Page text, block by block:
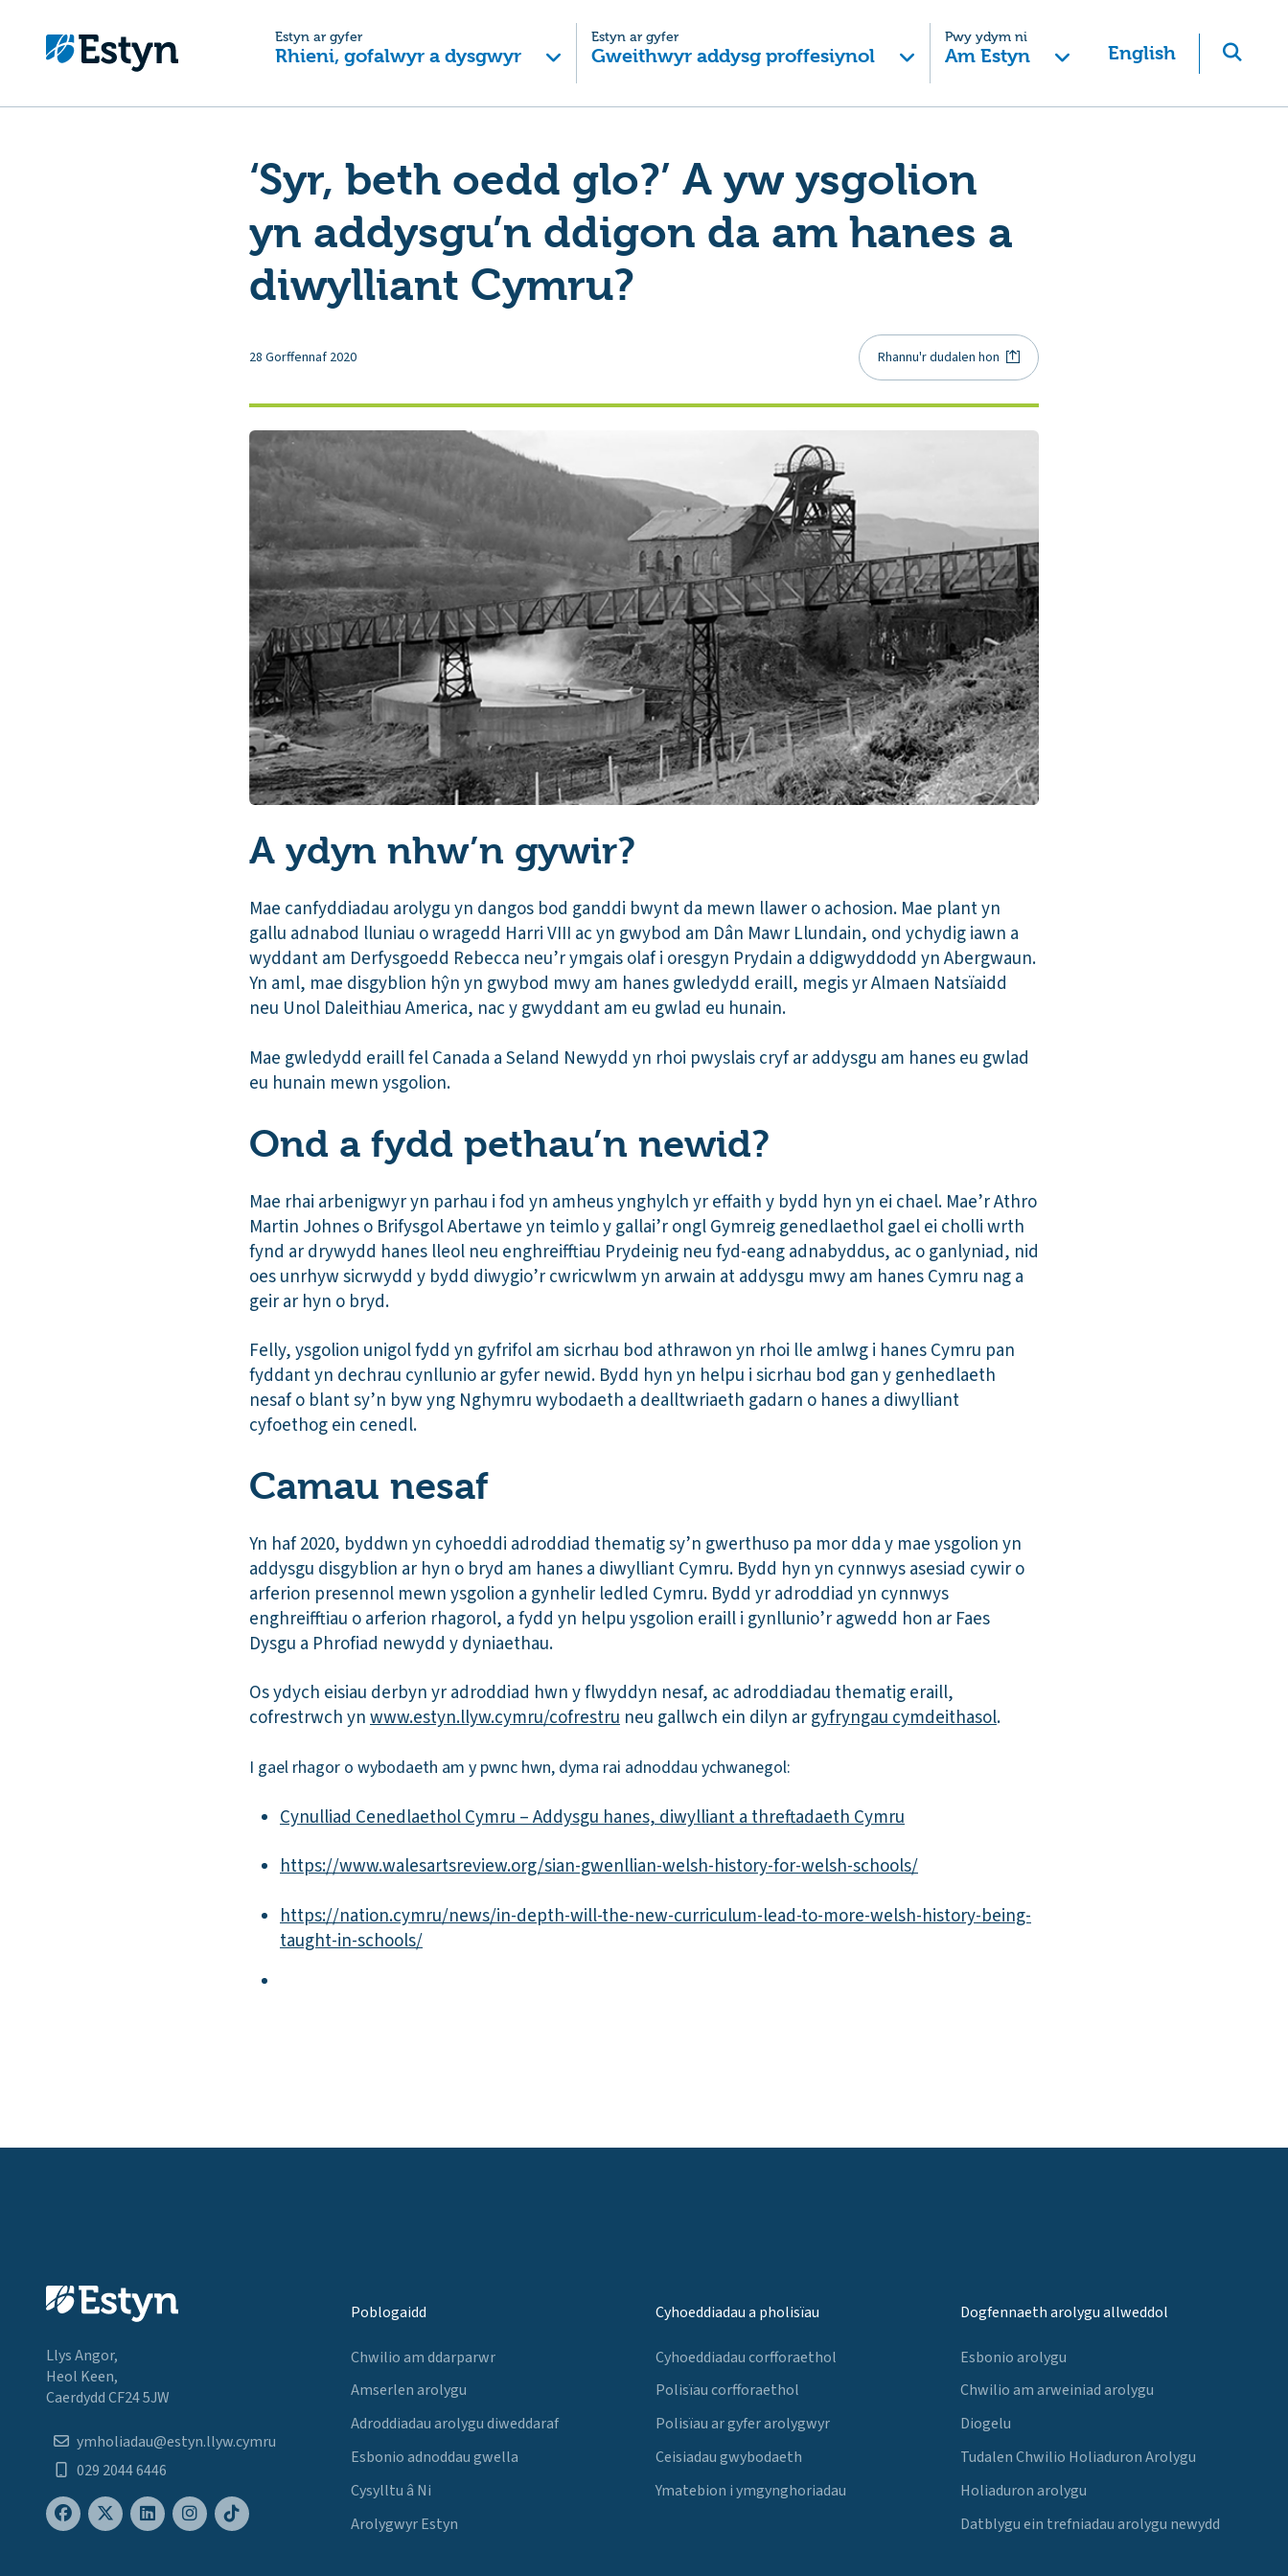
Estyn ar gyfer
Rhieni, gofalwyr a dysgwyr
Estyn ar gyfer
Gweithwyr addysg proffesiynol
Pwy ydym ni
Am Estyn English
‘Syr, beth oedd glo?’ A yw ysgolion
yn addysgu’n ddigon da am hanes a
diwylliant Cymru?
28 Gorffennaf 2020 Rhannu'r dudalen hon
A ydyn nhw’n gywir?
Mae canfyddiadau arolygu yn dangos bod ganddi bwynt da mewn llawer o achosion. Mae plant yn
gallu adnabod lluniau o wragedd Harri VIII ac yn gwybod am Dân Mawr Llundain, ond ychydig iawn a
wyddant am Derfysgoedd Rebecca neu’r ymgais olaf i oresgyn Prydain a ddigwyddodd yn Abergwaun.
Yn aml, mae disgyblion hŷn yn gwybod mwy am hanes gwledydd eraill, megis yr Almaen Natsïaidd
neu Unol Daleithiau America, nac y gwyddant am eu gwlad eu hunain.
Mae gwledydd eraill fel Canada a Seland Newydd yn rhoi pwyslais cryf ar addysgu am hanes eu gwlad
eu hunain mewn ysgolion.
Ond a fydd pethau’n newid?
Mae rhai arbenigwyr yn parhau i fod yn amheus ynghylch yr effaith y bydd hyn yn ei chael. Mae’r Athro
Martin Johnes o Brifysgol Abertawe yn teimlo y gallai’r ongl Gymreig genedlaethol gael ei cholli wrth
fynd ar drywydd hanes lleol neu enghreifftiau Prydeinig neu fyd-eang adnabyddus, ac o ganlyniad, nid
oes unrhyw sicrwydd y bydd diwygio’r cwricwlwm yn arwain at addysgu mwy am hanes Cymru nag a
geir ar hyn o bryd.
Felly, ysgolion unigol fydd yn gyfrifol am sicrhau bod athrawon yn rhoi lle amlwg i hanes Cymru pan
fyddant yn dechrau cynllunio ar gyfer newid. Bydd hyn yn helpu i sicrhau bod gan y genhedlaeth
nesaf o blant sy’n byw yng Nghymru wybodaeth a dealltwriaeth gadarn o hanes a diwylliant
cyfoethog ein cenedl.
Camau nesaf
Yn haf 2020, byddwn yn cyhoeddi adroddiad thematig sy’n gwerthuso pa mor dda y mae ysgolion yn
addysgu disgyblion ar hyn o bryd am hanes a diwylliant Cymru. Bydd hyn yn cynnwys asesiad cywir o
arferion presennol mewn ysgolion a gynhelir ledled Cymru. Bydd yr adroddiad yn cynnwys
enghreifftiau o arferion rhagorol, a fydd yn helpu ysgolion eraill i gynllunio’r agwedd hon ar Faes
Dysgu a Phrofiad newydd y dyniaethau.
Os ydych eisiau derbyn yr adroddiad hwn y flwyddyn nesaf, ac adroddiadau thematig eraill,
cofrestrwch ynwww.estyn.llyw.cymru/cofrestru neu gallwch ein dilyn argyfryngau cymdeithasol.
I gael rhagor o wybodaeth am y pwnc hwn, dyma rai adnoddau ychwanegol:
Cynulliad Cenedlaethol Cymru – Addysgu hanes, diwylliant a threftadaeth Cymru
https://www.walesartsreview.org/sian-gwenllian-welsh-history-for-welsh-schools/
https://nation.cymru/news/in-depth-will-the-new-curriculum-lead-to-more-welsh-history-being-
taught-in-schools/
Llys Angor,
Heol Keen,
Caerdydd CF24 5JW
ymholiadau@estyn.llyw.cymru
029 2044 6446
Poblogaidd
Chwilio am ddarparwr
Amserlen arolygu
Adroddiadau arolygu diweddaraf
Esbonio adnoddau gwella
Cysylltu â Ni
Arolygwyr Estyn
Cyhoeddiadau a pholisïau
Cyhoeddiadau corfforaethol
Polisïau corfforaethol
Polisïau ar gyfer arolygwyr
Ceisiadau gwybodaeth
Ymatebion i ymgynghoriadau
Dogfennaeth arolygu allweddol
Esbonio arolygu
Chwilio am arweiniad arolygu
Diogelu
Tudalen Chwilio Holiaduron Arolygu
Holiaduron arolygu
Datblygu ein trefniadau arolygu newydd